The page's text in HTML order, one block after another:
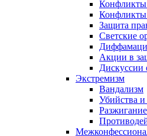
Конфликты
Конфликты
Защита
Светские
Акции в
Дискуссии
Экстремизм
Вандализм
Убийства